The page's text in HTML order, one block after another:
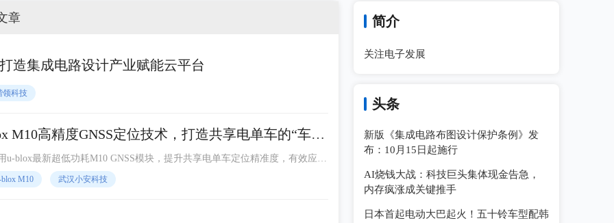
章
造集成电路设计产业赋能云平台
领科技
M10高精度GNSS定位技术，打造共享电单车的“车载
u-blox最新超低功耗M10 GNSS模块，提升共享电单车定位精准度，有效应对
blox M10 武汉小安科技
简介
关注电子发展
头条
新版《集成电路布图设计保护条例》发
布：10月15日起施行
AI烧钱大战：科技巨头集体现金告急，
内存疯涨成关键推手
日本首起电动大巴起火！五十铃车型配韩